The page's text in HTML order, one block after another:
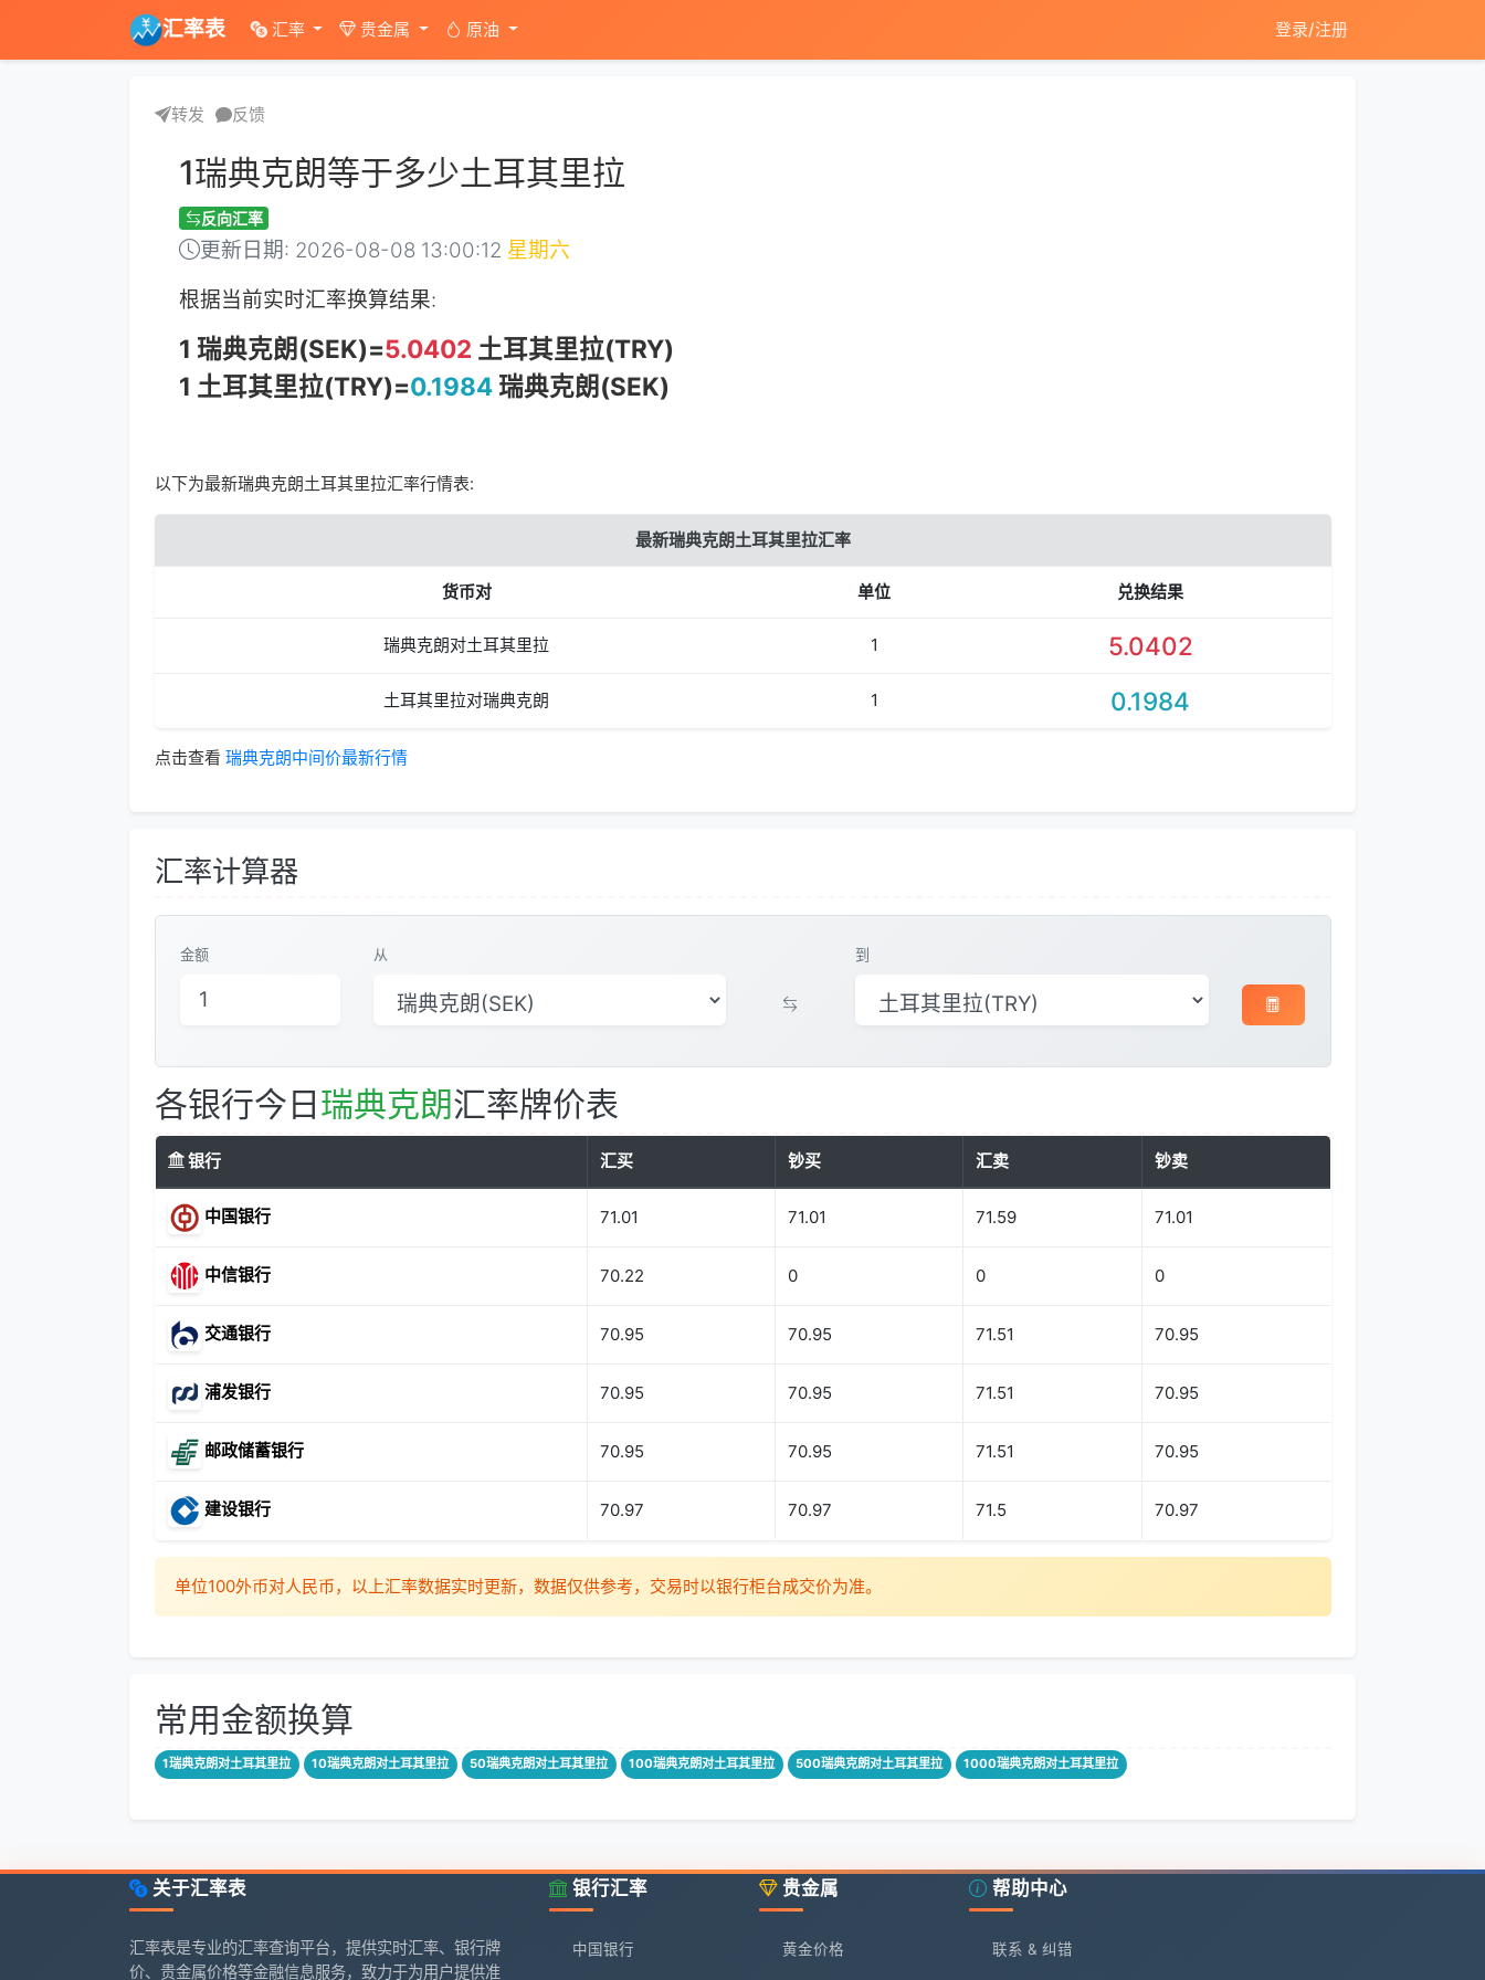
汇率表 汇率 贵金属 原油 登录/注册
转发 反馈
1瑞典克朗等于多少土耳其里拉
反向汇率
更新日期: 2026-08-08 13:00:12 星期六
根据当前实时汇率换算结果:
1 瑞典克朗(SEK)=5.0402 土耳其里拉(TRY)
1 土耳其里拉(TRY)=0.1984 瑞典克朗(SEK)
以下为最新瑞典克朗土耳其里拉汇率行情表:
最新瑞典克朗土耳其里拉汇率
货币对 单位 兑换结果
瑞典克朗对土耳其里拉 1 5.0402
土耳其里拉对瑞典克朗 1 0.1984
点击查看 瑞典克朗中间价最新行情
汇率计算器
金额 从 到
各银行今日瑞典克朗汇率牌价表
银行 汇买 钞买 汇卖 钞卖
中国银行 71.01 71.01 71.59 71.01
中信银行 70.22 0 0 0
交通银行 70.95 70.95 71.51 70.95
浦发银行 70.95 70.95 71.51 70.95
邮政储蓄银行 70.95 70.95 71.51 70.95
建设银行 70.97 70.97 71.5 70.97
单位100外币对人民币，以上汇率数据实时更新，数据仅供参考，交易时以银行柜台成交价为准。
常用金额换算
1瑞典克朗对土耳其里拉 10瑞典克朗对土耳其里拉 50瑞典克朗对土耳其里拉 100瑞典克朗对土耳其里拉 500瑞典克朗对土耳其里拉 1000瑞典克朗对土耳其里拉
关于汇率表
汇率表是专业的汇率查询平台，提供实时汇率、银行牌
价、贵金属价格等金融信息服务，致力于为用户提供准
银行汇率
中国银行
贵金属
黄金价格
帮助中心
联系 & 纠错